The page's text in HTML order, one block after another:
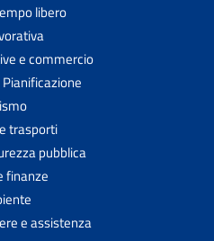
libero
e commercio
trasporti
pubblica
finanze
e assistenza